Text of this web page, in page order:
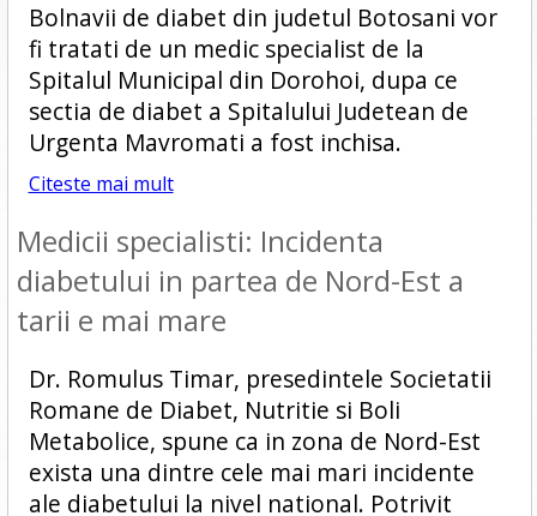
Bolnavii de diabet din judetul Botosani vor
fi tratati de un medic specialist de la
Spitalul Municipal din Dorohoi, dupa ce
sectia de diabet a Spitalului Judetean de
Urgenta Mavromati a fost inchisa.
Citeste mai mult
Medicii specialisti: Incidenta
diabetului in partea de Nord-Est a
tarii e mai mare
Dr. Romulus Timar, presedintele Societatii
Romane de Diabet, Nutritie si Boli
Metabolice, spune ca in zona de Nord-Est
exista una dintre cele mai mari incidente
ale diabetului la nivel national. Potrivit